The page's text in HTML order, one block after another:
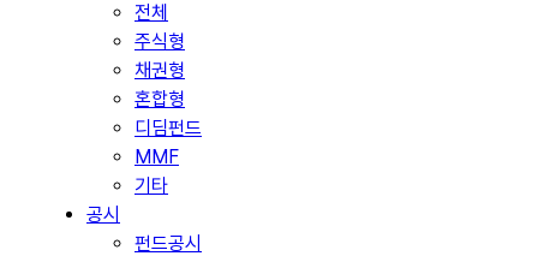
전체
주식형
채권형
혼합형
디딤펀드
MMF
기타
공시
펀드공시